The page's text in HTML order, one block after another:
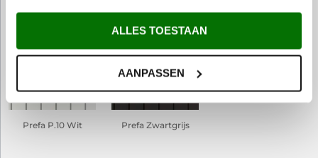
ALLES TOESTAAN
AANPASSEN
Prefa P.10 Wit Prefa Zwartgrijs